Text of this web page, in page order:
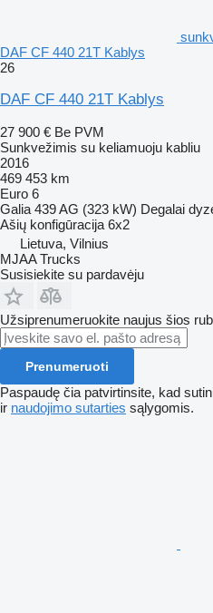
DAF CF 440 21T Kablys
26
DAF CF 440 21T Kablys
27 900 € Be PVM
Sunkvežimis su keliamuoju kabliu
2016
469 453 km
Euro 6
Galia 439 AG (323 kW) Degalai
Ašių konfigūracija 6x2
Lietuva, Vilnius
MJAA Trucks
Susisiekite su pardavėju
Užsiprenumeruokite naujus šios
Prenumeruoti
Paspaudę čia patvirtinsite, kad
ir naudojimo sutarties sąlygomis.